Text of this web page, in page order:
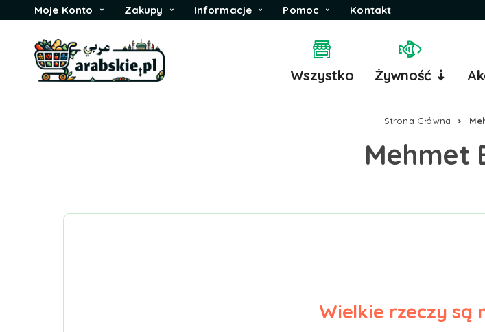
Moje Konto Zakupy Informacje Pomoc Kontakt
Wszystko Żywność ⇣
Strona Główna
Mehmet
Wielkie rzeczy są